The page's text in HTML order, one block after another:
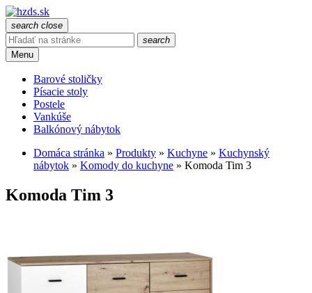
search close
search
Menu
Barové stoličky
Písacie stoly
Postele
Vankúše
Balkónový nábytok
Domáca stránka » Produkty » Kuchyne » Kuchynský
nábytok » Komody do kuchyne » Komoda Tim 3
Komoda Tim 3